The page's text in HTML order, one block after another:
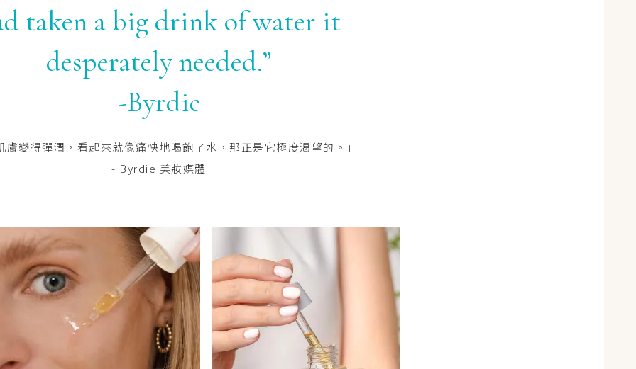
taken a big drink of water it
desperately needed.”
-Byrdie
膚變得彈潤，看起來就像痛快地喝飽了水，那正是它極度渴望的。」
- Byrdie 美妝媒體